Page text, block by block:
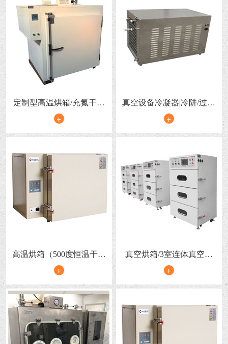
定制型高温烘箱/充氮干燥
箱
+
真空设备冷凝器|冷阱/过滤
器 （有机溶剂及水蒸汽过
+
高温烘箱（500度恒温干燥
箱）
+
真空烘箱/3室连体真空干
燥箱
+